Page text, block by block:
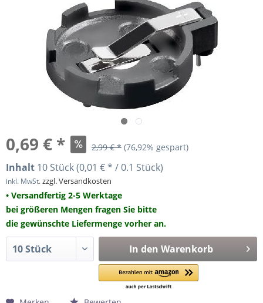
0,69 € * 2,99 € * (76,92% gespart)
Inhalt 10 Stück (0,01 € * / 0.1 Stück)
inkl. MwSt.zzgl. Versandkosten
• Versandfertig 2-5 Werktage
bei größeren Mengen fragen Sie bitte
die gewünschte Liefermenge vorher an.
In den Warenkorb